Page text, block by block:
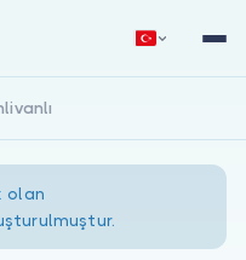
olan